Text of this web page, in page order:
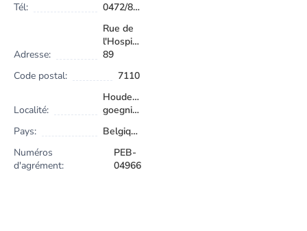
Tél: 0472/89.74.41
Adresse:
Rue de
l'Hospice
89
Code postal:
7110
Localité:
Houdeng-
goegnies
Pays:
Belgique
Numéros
d'agrément:
PEB-
04966